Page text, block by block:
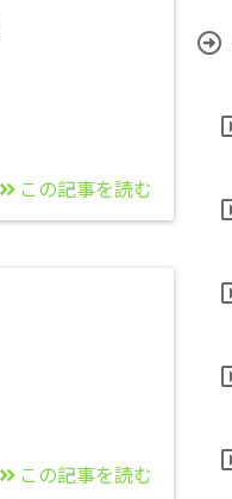
この記事を読む
この記事を読む